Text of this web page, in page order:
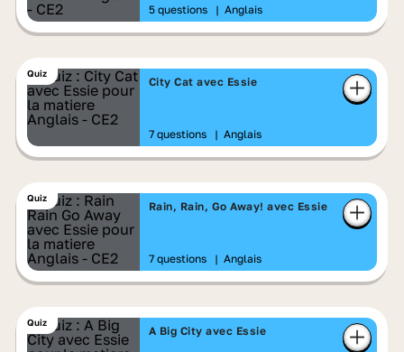
5 questions | Anglais
Quiz
City Cat avec Essie
7 questions | Anglais
Quiz
Rain, Rain, Go Away! avec Essie
7 questions | Anglais
Quiz
A Big City avec Essie